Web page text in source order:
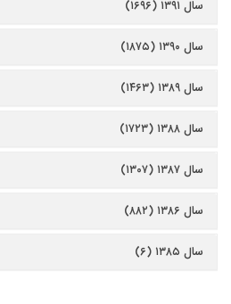
سال ۱۳۹۱ (۱۶۹۶)
سال ۱۳۹۰ (۱۸۷۵)
سال ۱۳۸۹ (۱۴۶۳)
سال ۱۳۸۸ (۱۷۲۳)
سال ۱۳۸۷ (۱۳۰۷)
سال ۱۳۸۶ (۸۸۲)
سال ۱۳۸۵ (۶)